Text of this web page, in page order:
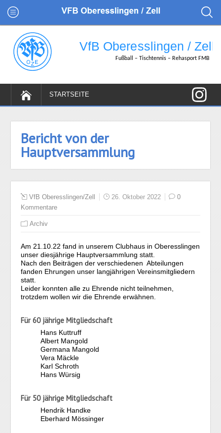
Bericht von der
Hauptversammlung
VfB Oberesslingen/Zell 26. Oktober 2022
0
Kommentare
Archiv
Am 21.10.22 fand in unserem Clubhaus in Oberesslingen
unser diesjährige Hauptversammlung statt.
Nach den Beiträgen der verschiedenen Abteilungen
fanden Ehrungen unser langjährigen Vereinsmitgliedern
statt.
Leider konnten alle zu Ehrende nicht teilnehmen,
trotzdem wollen wir die Ehrende erwähnen.
Für 60 jährige Mitgliedschaft
Hans Kuttruff
Albert Mangold
Germana Mangold
Vera Mäckle
Karl Schroth
Hans Würsig
Für 50 jährige Mitgliedschaft
Hendrik Handke
Eberhard Mössinger